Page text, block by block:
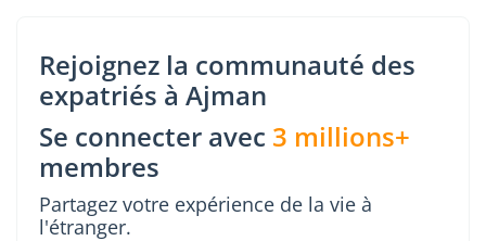
Rejoignez la communauté des
expatriés à Ajman
Se connecter avec 3 millions+
membres
Partagez votre expérience de la vie à
l'étranger.